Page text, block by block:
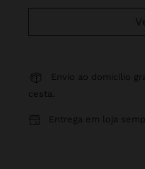
Envio ao domicílio
cesta.
Entrega em loja